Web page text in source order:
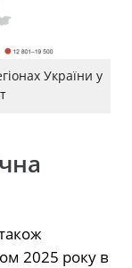
України у
2025 року в